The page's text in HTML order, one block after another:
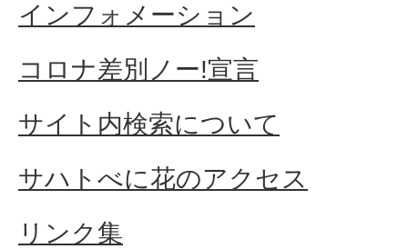
インフォメーション
コロナ差別ノー!宣言
サイト内検索について
サハトべに花のアクセス
リンク集